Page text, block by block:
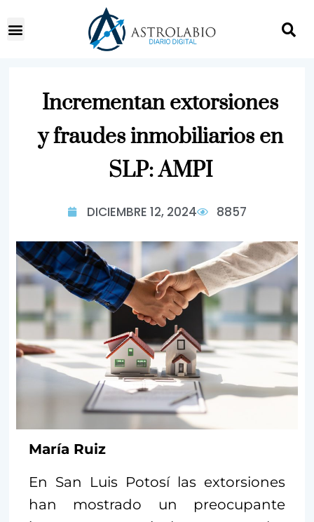
Incrementan extorsiones
y fraudes inmobiliarios en
SLP: AMPI
DICIEMBRE 12, 2024 8857
María Ruiz
En San Luis Potosí las extorsiones
han mostrado un preocupante